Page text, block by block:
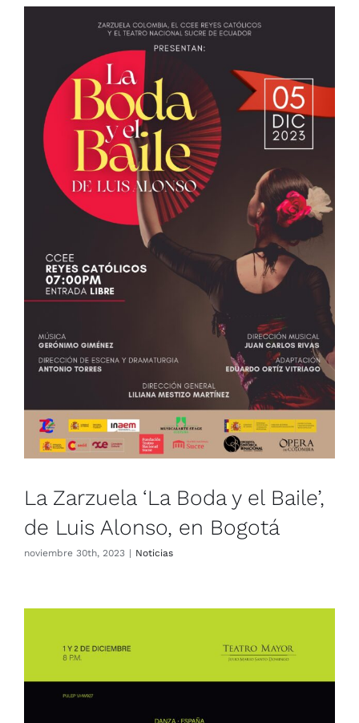
La Zarzuela ‘La Boda y el Baile’,
de Luis Alonso, en Bogotá
Noticias
La Zarzuela ‘La Boda y el Baile’,
de Luis Alonso, en Bogotá
noviembre 30th, 2023 | Noticias